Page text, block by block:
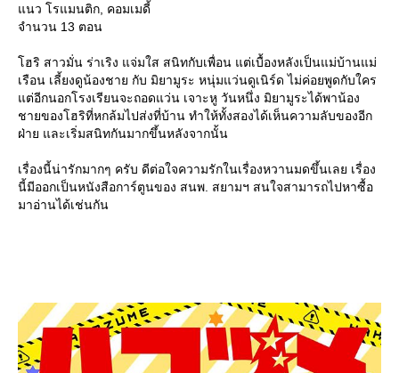
นว โรแมนติก, คอมเมดี้
จำนวน 13 ตอน
ฮริ สาวมั่น ร่าเริง แจ่มใส สนิทกับเพื่อน แต่เบื้องหลังเป็นแม่บ้านแม่
เรือน เลี้ยงดูน้องชาย กับ มิยามูระ หนุ่มแว่นดูเนิร์ด ไม่ค่อยพูดกับใคร
ต่อีกนอกโรงเรียนจะถอดแว่น เจาะหู วันหนึ่ง มิยามูระได้พาน้อง
ชายของโฮริที่หกล้มไปส่งที่บ้าน ทำให้ทั้งสองได้เห็นความลับของอีก
ฝ่าย และเริ่มสนิทกันมากขึ้นหลังจากนั้น
เรื่องนี้น่ารักมากๆ ครับ ดีต่อใจความรักในเรื่องหวานมดขึ้นเลย เรื่อง
นี้มีออกเป็นหนังสือการ์ตูนของ สนพ. สยามฯ สนใจสามารถไปหาซื้อ
มาอ่านได้เช่นกัน